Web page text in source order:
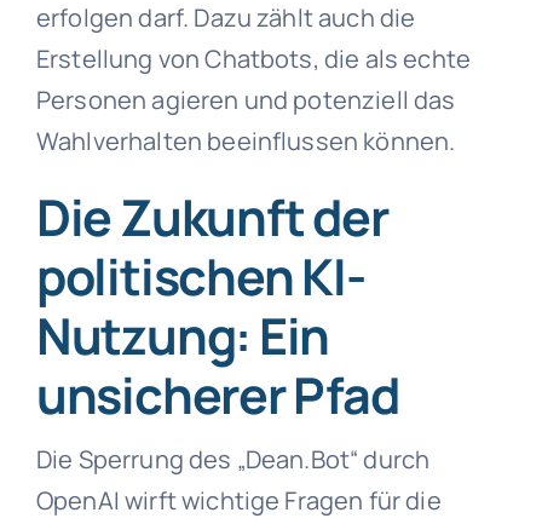
erfolgen darf. Dazu zählt auch die
Erstellung von Chatbots, die als echte
Personen agieren und potenziell das
Wahlverhalten beeinflussen können.
Die Zukunft der
politischen KI-
Nutzung: Ein
unsicherer Pfad
Die Sperrung des „Dean.Bot“ durch
OpenAI wirft wichtige Fragen für die